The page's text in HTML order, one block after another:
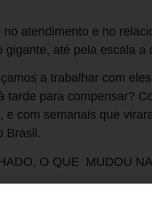
atendimento e no
até pela escala a
a trabalhar com
tarde para compensar?
com semanais que
Brasil.
O QUE MUDOU
a Didi ficou com